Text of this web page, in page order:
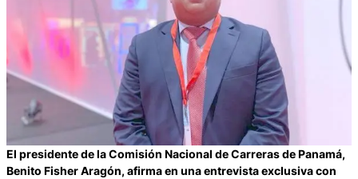
El presidente de la Comisión Nacional de Carreras de Panamá,
Benito Fisher Aragón, afirma en una entrevista exclusiva con